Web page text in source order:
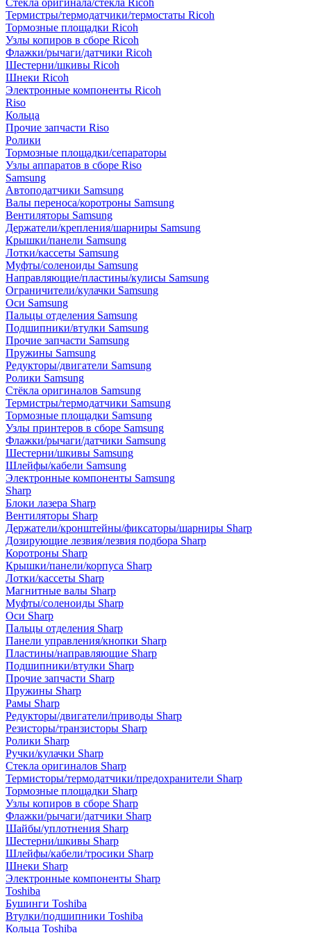
Стекла оригинала/стекла Ricoh
Термистры/термодатчики/термостаты Ricoh
Тормозные площадки Ricoh
Узлы копиров в сборе Ricoh
Флажки/рычаги/датчики Ricoh
Шестерни/шкивы Ricoh
Шнеки Ricoh
Электронные компоненты Ricoh
Riso
Кольца
Прочие запчасти Riso
Ролики
Тормозные площадки/сепараторы
Узлы аппаратов в сборе Riso
Samsung
Автоподатчики Samsung
Валы переноса/коротроны Samsung
Вентиляторы Samsung
Держатели/крепления/шарниры Samsung
Крышки/панели Samsung
Лотки/кассеты Samsung
Муфты/соленоиды Samsung
Направляющие/пластины/кулисы Samsung
Ограничители/кулачки Samsung
Оси Samsung
Пальцы отделения Samsung
Подшипники/втулки Samsung
Прочие запчасти Samsung
Пружины Samsung
Редукторы/двигатели Samsung
Ролики Samsung
Стёкла оригиналов Samsung
Термистры/термодатчики Samsung
Тормозные площадки Samsung
Узлы принтеров в сборе Samsung
Флажки/рычаги/датчики Samsung
Шестерни/шкивы Samsung
Шлейфы/кабели Samsung
Электронные компоненты Samsung
Sharp
Блоки лазера Sharp
Вентиляторы Sharp
Держатели/кронштейны/фиксаторы/шарниры Sharp
Дозирующие лезвия/лезвия подбора Sharp
Коротроны Sharp
Крышки/панели/корпуса Sharp
Лотки/кассеты Sharp
Магнитные валы Sharp
Муфты/соленоиды Sharp
Оси Sharp
Пальцы отделения Sharp
Панели управления/кнопки Sharp
Пластины/направляющие Sharp
Подшипники/втулки Sharp
Прочие запчасти Sharp
Пружины Sharp
Рамы Sharp
Редукторы/двигатели/приводы Sharp
Резисторы/транзисторы Sharp
Ролики Sharp
Ручки/кулачки Sharp
Стекла оригиналов Sharp
Термисторы/термодатчики/предохранители Sharp
Тормозные площадки Sharp
Узлы копиров в сборе Sharp
Флажки/рычаги/датчики Sharp
Шайбы/уплотнения Sharp
Шестерни/шкивы Sharp
Шлейфы/кабели/тросики Sharp
Шнеки Sharp
Электронные компоненты Sharp
Toshiba
Бушинги Toshiba
Втулки/подшипники Toshiba
Кольца Toshiba